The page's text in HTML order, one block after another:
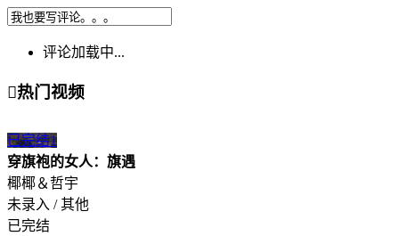
评论加载中...
热门视频
已完结1
穿旗袍的女人：旗遇
椰椰＆哲宇
未录入 / 其他
已完结